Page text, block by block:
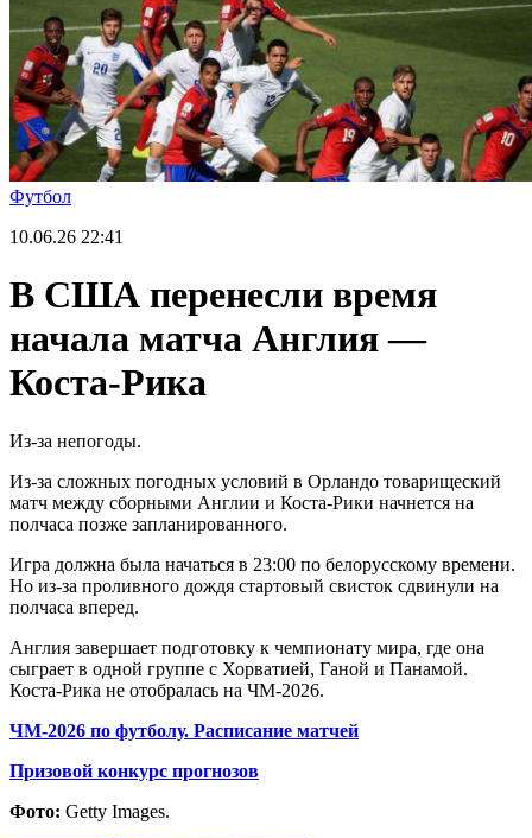
Футбол
10.06.26 22:41
В США перенесли время
начала матча Англия —
Коста-Рика
Из-за непогоды.
Из-за сложных погодных условий в Орландо товарищеский
матч между сборными Англии и Коста-Рики начнется на
полчаса позже запланированного.
Игра должна была начаться в 23:00 по белорусскому времени.
Но из-за проливного дождя стартовый свисток сдвинули на
полчаса вперед.
Англия завершает подготовку к чемпионату мира, где она
сыграет в одной группе с Хорватией, Ганой и Панамой.
Коста-Рика не отобралась на ЧМ-2026.
ЧМ-2026 по футболу. Расписание матчей
Призовой конкурс прогнозов
Фото: Getty Images.